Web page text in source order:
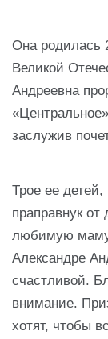
Она родилась
Великой
Андреевна
заслужив
Трое ее детей,
праправнук
любимую маму
Александре
счастливой.
внимание.
хотят, чтобы